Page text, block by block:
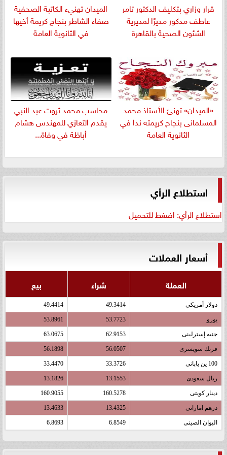
قرار وزاري بتكليف الدكتور تامر
عاطف مدكور مديرًا لمديرية
الشئون الصحية بالقاهرة
الميدان تهنيء الكاتبة الصحفية
صفاء الشاطر بنجاج كريمة أخيها
في الثانوية العامة
«الميدان» تهنئ الأستاذ محمد
المسلمانى بنجاح كريمته ندا في
الثانوية العامة
​محاسب محمد ثروت عبد النبي
يقدم التعازي للمهندس هشام
أباظة في وفاة...
استطلاع الرأي
استطلاع الرأي: اضغط للتحميل
أسعار العملات
العملة شراء بيع
دولار أمريكى 49.3414
49.4414
يورو 53.7723
53.8961
جنيه إسترلينى 62.9153
63.0675
فرنك سويسرى 56.0507
56.1898
100 ين يابانى 33.3726
33.4470
ريال سعودى 13.1553
13.1826
دينار كويتى 160.5278
160.9055
درهم اماراتى 13.4325
13.4633
اليوان الصينى 6.8549
6.8693